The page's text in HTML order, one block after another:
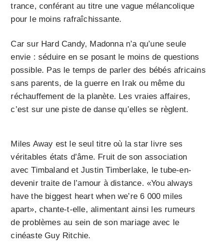
trance, conférant au titre une vague mélancolique
pour le moins rafraîchissante.
Car sur Hard Candy, Madon­na n’a qu’une seule
envie : séduire en se posant le moins de questions
possible. Pas le temps de parler des bébés africains
sans parents, de la guerre en Irak ou même du
réchauffement de la planète. Les vraies affaires,
c’est sur une piste de danse qu’elles se règlent.
Miles Away est le seul titre où la star livre ses
véritables états d’âme. Fruit de son association
avec Timbaland et Justin Timberlake, le tube-en-
devenir traite de l’amour à distance. «You always
have the biggest heart when we’re 6 000 miles
apart», chante-t-elle, alimentant ainsi les rumeurs
de problèmes au sein de son mariage avec le
cinéaste Guy Ritchie.